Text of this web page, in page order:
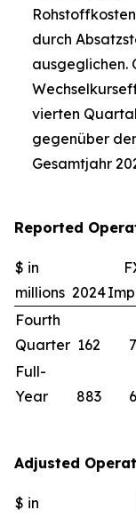
durch
ausgeglichen.
vierten
gegenüber
Gesamtjahr
Reported
$ in
millions 2024
Fourth
Quarter 162 7
Full-
Year
883 6
Adjusted
$ in